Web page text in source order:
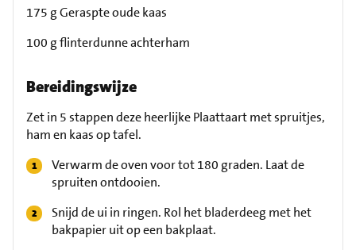
175 g Geraspte oude kaas
100 g flinterdunne achterham
Bereidingswijze
Zet in 5 stappen deze heerlijke Plaattaart met spruitjes,
ham en kaas op tafel.
Verwarm de oven voor tot 180 graden. Laat de
spruiten ontdooien.
Snijd de ui in ringen. Rol het bladerdeeg met het
bakpapier uit op een bakplaat.